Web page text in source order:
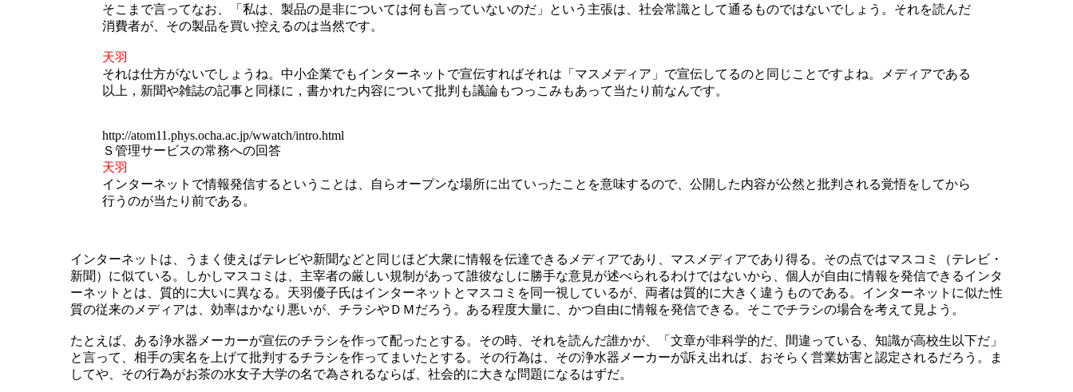
そこまで言ってなお、「私は、製品の是非については何も言っていないのだ」という主張は、社会常識として通るものではないでしょう。それを読んだ
消費者が、その製品を買い控えるのは当然です。
天羽
それは仕方がないでしょうね。中小企業でもインターネットで宣伝すればそれは「マスメディア」で宣伝してるのと同じことですよね。メディアである
以上，新聞や雑誌の記事と同様に，書かれた内容について批判も議論もつっこみもあって当たり前なんです。
http://atom11.phys.ocha.ac.jp/wwatch/intro.html
Ｓ管理サービスの常務への回答
天羽
インターネットで情報発信するということは、自らオープンな場所に出ていったことを意味するので、公開した内容が公然と批判される覚悟をしてから
行うのが当たり前である。
インターネットは、うまく使えばテレビや新聞などと同じほど大衆に情報を伝達できるメディアであり、マスメディアであり得る。その点ではマスコミ（テレビ・
新聞）に似ている。しかしマスコミは、主宰者の厳しい規制があって誰彼なしに勝手な意見が述べられるわけではないから、個人が自由に情報を発信できるインタ
ーネットとは、質的に大いに異なる。天羽優子氏はインターネットとマスコミを同一視しているが、両者は質的に大きく違うものである。インターネットに似た性
質の従来のメディアは、効率はかなり悪いが、チラシやＤＭだろう。ある程度大量に、かつ自由に情報を発信できる。そこでチラシの場合を考えて見よう。
たとえば、ある浄水器メーカーが宣伝のチラシを作って配ったとする。その時、それを読んだ誰かが、「文章が非科学的だ、間違っている、知識が高校生以下だ」
と言って、相手の実名を上げて批判するチラシを作ってまいたとする。その行為は、その浄水器メーカーが訴え出れば、おそらく営業妨害と認定されるだろう。ま
してや、その行為がお茶の水女子大学の名で為されるならば、社会的に大きな問題になるはずだ。